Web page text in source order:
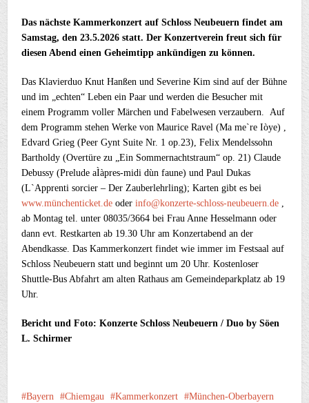
Das nächste Kammerkonzert auf Schloss Neubeuern findet am
Samstag, den 23.5.2026 statt. Der Konzertverein freut sich für
diesen Abend einen Geheimtipp ankündigen zu können.
Das Klavierduo Knut Hanßen und Severine Kim sind auf der Bühne
und im „echten“ Leben ein Paar und werden die Besucher mit
einem Programm voller Märchen und Fabelwesen verzaubern. Auf
dem Programm stehen Werke von Maurice Ravel (Ma me`re Iòye) ,
Edvard Grieg (Peer Gynt Suite Nr. 1 op.23), Felix Mendelssohn
Bartholdy (Overtüre zu „Ein Sommernachtstraum“ op. 21) Claude
Debussy (Prelude aÌàpres-midi dùn faune) und Paul Dukas
(L`Apprenti sorcier – Der Zauberlehrling); Karten gibt es bei
www.münchenticket.deoderinfo@konzerte-schloss-neubeuern.de ,
ab Montag tel. unter 08035/3664 bei Frau Anne Hesselmann oder
dann evt. Restkarten ab 19.30 Uhr am Konzertabend an der
Abendkasse. Das Kammerkonzert findet wie immer im Festsaal auf
Schloss Neubeuern statt und beginnt um 20 Uhr. Kostenloser
Shuttle-Bus Abfahrt am alten Rathaus am Gemeindeparkplatz ab 19
Uhr.
Bericht und Foto: Konzerte Schloss Neubeuern / Duo by Söen
L. Schirmer
Bayern Chiemgau Kammerkonzert
München-Oberbayern